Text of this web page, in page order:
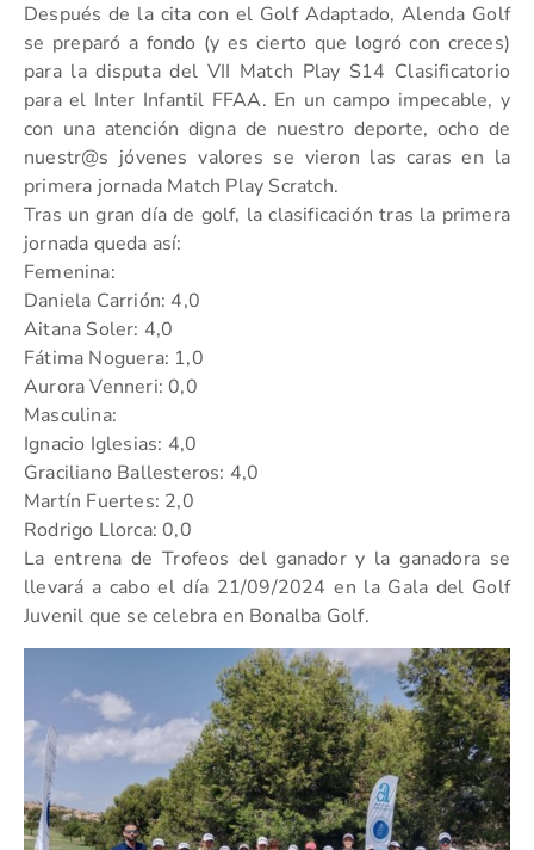
Después de la cita con el Golf Adaptado, Alenda Golf
se preparó a fondo (y es cierto que logró con creces)
para la disputa del VII Match Play S14 Clasificatorio
para el Inter Infantil FFAA. En un campo impecable, y
con una atención digna de nuestro deporte, ocho de
nuestr@s jóvenes valores se vieron las caras en la
primera jornada Match Play Scratch.
Tras un gran día de golf, la clasificación tras la primera
jornada queda así:
Femenina:
Daniela Carrión: 4,0
Aitana Soler: 4,0
Fátima Noguera: 1,0
Aurora Venneri: 0,0
Masculina:
Ignacio Iglesias: 4,0
Graciliano Ballesteros: 4,0
Martín Fuertes: 2,0
Rodrigo Llorca: 0,0
La entrena de Trofeos del ganador y la ganadora se
llevará a cabo el día 21/09/2024 en la Gala del Golf
Juvenil que se celebra en Bonalba Golf.